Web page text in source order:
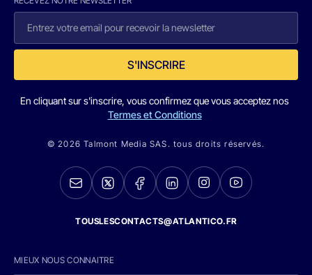
S'INSCRIRE
En cliquant sur s'inscrire, vous confirmez que vous acceptez nos
Termes et Conditions
© 2026 Talmont Media SAS. tous droits réservés.
TOUSLESCONTACTS@ATLANTICO.FR
MIEUX NOUS CONNAITRE